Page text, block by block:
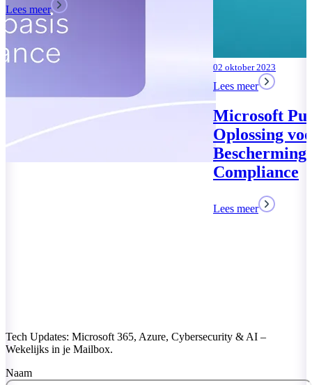
Microsoft Purview: Uw
Oplossing voor Data
Tech Updates: Microsoft 365, Azure, Cybersecurity & AI –
Wekelijks in je Mailbox.
Naam